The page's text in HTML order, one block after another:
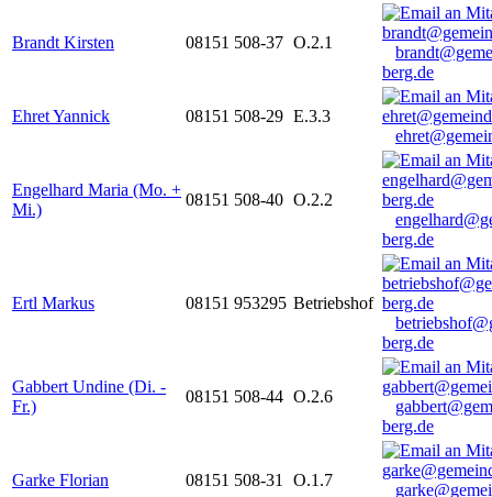
Brandt Kirsten 08151 508-37 O.2.1
berg.de
Ehret Yannick 08151 508-29 E.3.3
Engelhard Maria (Mo. +
Mi.)
08151 508-40 O.2.2
berg.de
Ertl Markus 08151 953295 Betriebshof
berg.de
Gabbert Undine (Di. -
Fr.)
08151 508-44 O.2.6
berg.de
Garke Florian 08151 508-31 O.1.7